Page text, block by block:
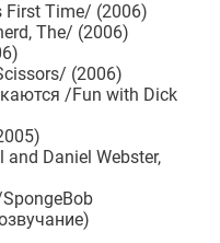
Time/ (2006)
The/ (2006)
(2006)
/Fun with Dick
Daniel Webster,